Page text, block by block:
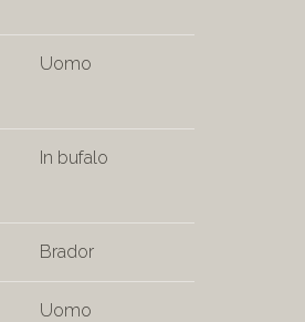
Uomo
In bufalo
Brador
Uomo